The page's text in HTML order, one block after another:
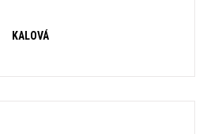
KALOVÁ